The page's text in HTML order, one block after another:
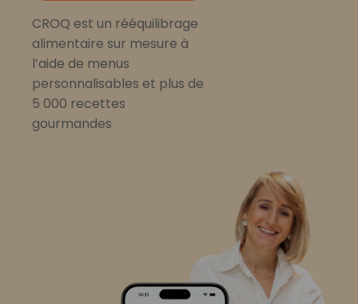
CROQ est un rééquilibrage
alimentaire sur mesure à
l’aide de menus
personnalisables et plus de
5 000 recettes
gourmandes